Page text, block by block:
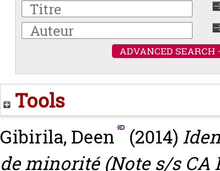
ADVANCED SEARCH
Tools
Gibirila, Deen (2014)
de minorité (Note s/s CA